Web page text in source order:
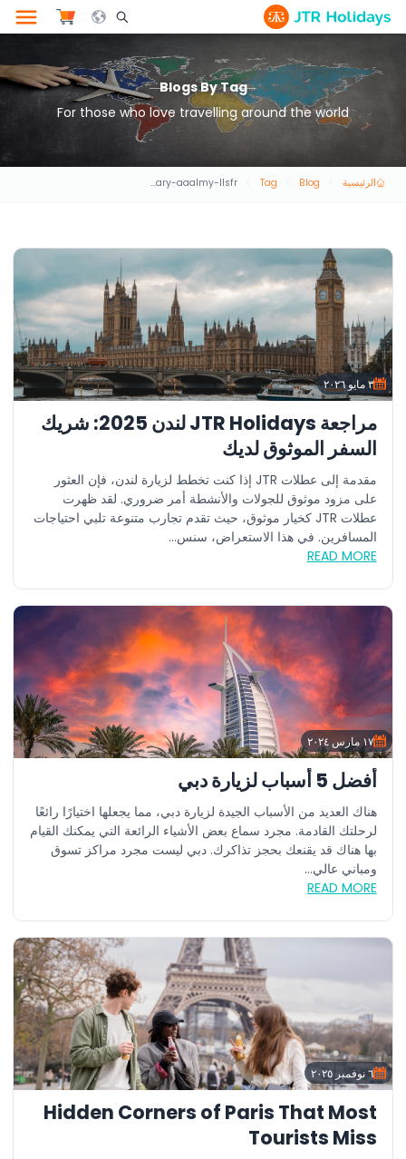
Search Opener Icon
Blogs By Tag
For those who love travelling around the world
الرئيسية Blog
Tag
aalam-tgary-aaalmy-llsfr
٣ مايو ٢٠٢٦
مراجعة JTR Holidays لندن 2025: شريك
السفر الموثوق لديك
مقدمة إلى عطلات JTR إذا كنت تخطط لزيارة لندن، فإن العثور
على مزود موثوق للجولات والأنشطة أمر ضروري. لقد ظهرت
عطلات JTR كخيار موثوق، حيث تقدم تجارب متنوعة تلبي احتياجات
المسافرين. في هذا الاستعراض، سنس...
READ MORE
١٧ مارس ٢٠٢٤
أفضل 5 أسباب لزيارة دبي
هناك العديد من الأسباب الجيدة لزيارة دبي، مما يجعلها اختيارًا رائعًا
لرحلتك القادمة. مجرد سماع بعض الأشياء الرائعة التي يمكنك القيام
بها هناك قد يقنعك بحجز تذاكرك. دبي ليست مجرد مراكز تسوق
ومباني عالي...
READ MORE
٦ نوفمبر ٢٠٢٥
Hidden Corners of Paris That Most
Tourists Miss